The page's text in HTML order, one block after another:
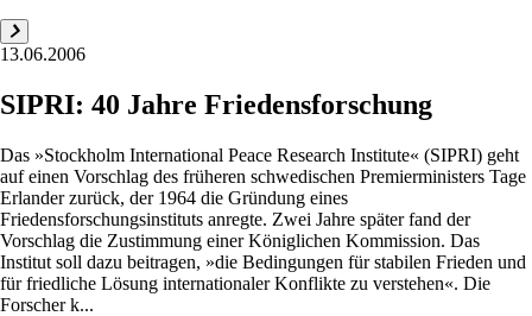
13.06.2006
SIPRI: 40 Jahre Friedensforschung
Das »Stockholm International Peace Research Institute« (SIPRI) geht
auf einen Vorschlag des früheren schwedischen Premierministers Tage
Erlander zurück, der 1964 die Gründung eines
Friedensforschungsinstituts anregte. Zwei Jahre später fand der
Vorschlag die Zustimmung einer Königlichen Kommission. Das
Institut soll dazu beitragen, »die Bedingungen für stabilen Frieden und
für friedliche Lösung internationaler Konflikte zu verstehen«. Die
Forscher k...